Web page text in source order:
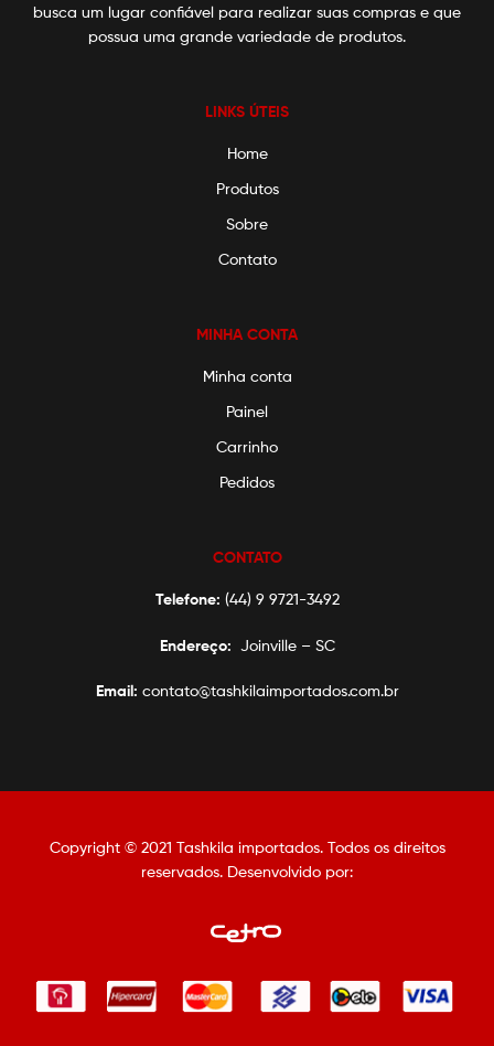
busca um lugar confiável para realizar suas compras e que
possua uma grande variedade de produtos.
LINKS ÚTEIS
Home
Produtos
Sobre
Contato
MINHA CONTA
Minha conta
Painel
Carrinho
Pedidos
CONTATO
Telefone: (44) 9 9721-3492
Endereço: Joinville – SC
Email: contato@tashkilaimportados.com.br
Copyright © 2021 Tashkila importados. Todos os direitos
reservados. Desenvolvido por: